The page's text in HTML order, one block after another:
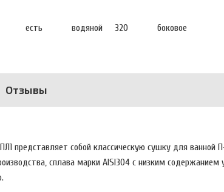
есть водяной 320 боковое
Отзывы
представляет собой классическую сушку для ванной
сплава марки AISI304 с низким